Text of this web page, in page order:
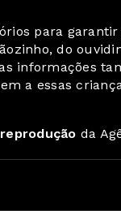
para
do
informações
a essas
da